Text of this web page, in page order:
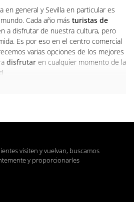
en general y Sevilla en particular es
Cada año más turistas de
a disfrutar de nuestra cultura, pero
Es por eso en el centro comercial
varias opciones de los mejores
disfrutar en cualquier momento de la
sevillano de toda la vida, como si
por lastiendas de ropacon la
Sevilla, ven a
visiten y vuelvan, buscamos
y proporcionarles